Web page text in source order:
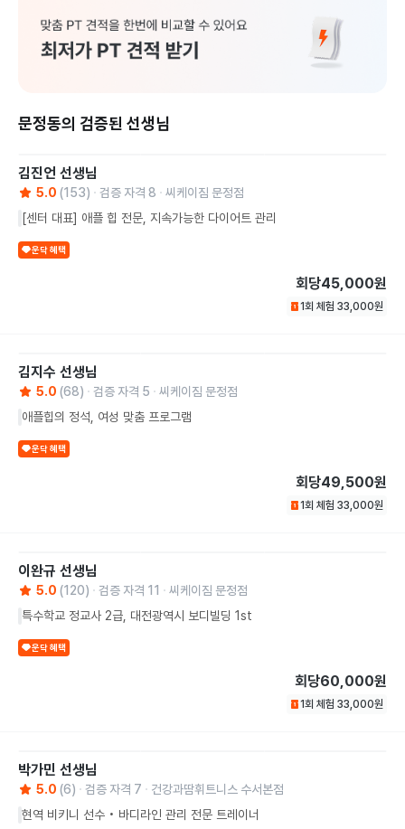
문정동의 검증된 선생님
김진언 선생님
5.0 (153) 검증 자격 8
씨케이짐 문정점
[센터 대표] 애플 힙 전문, 지속가능한 다이어트 관리
운닥 혜택
회당45,000원
1회 체험 33,000원
김지수 선생님
5.0 (68) 검증 자격 5
씨케이짐 문정점
애플힙의 정석, 여성 맞춤 프로그램
운닥 혜택
회당49,500원
1회 체험 33,000원
이완규 선생님
5.0 (120) 검증 자격 11
씨케이짐 문정점
특수학교 정교사 2급, 대전광역시 보디빌딩 1st
운닥 혜택
회당60,000원
1회 체험 33,000원
박가민 선생님
5.0 (6) 검증 자격 7
건강과땀휘트니스 수서본점
현역 비키니 선수 • 바디라인 관리 전문 트레이너